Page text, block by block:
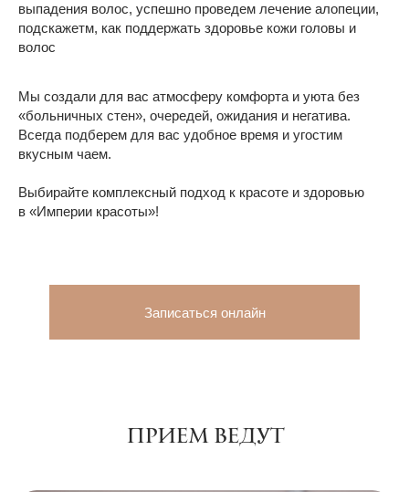
выпадения волос, успешно проведем лечение алопеции,
подскажетм, как поддержать здоровье кожи головы и
волос
Мы создали для вас атмосферу комфорта и уюта без
«больничных стен», очередей, ожидания и негатива.
Всегда подберем для вас удобное время и угостим
вкусным чаем.
Выбирайте комплексный подход к красоте и здоровью
в «Империи красоты»!
Записаться онлайн
ПРИЕМ ВЕДУТ